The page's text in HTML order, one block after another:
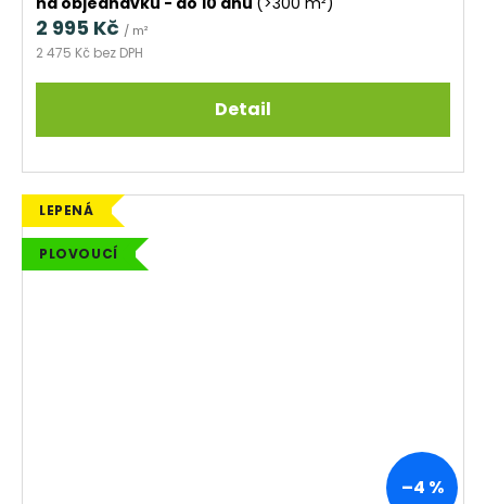
2 475 Kč bez DPH
2 995 Kč / m²
Detail
LEPENÁ
PLOVOUCÍ
–4 %